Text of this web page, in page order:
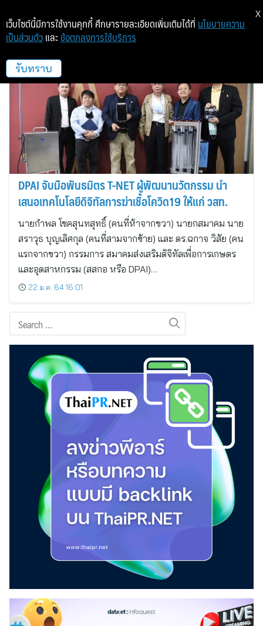
วีม คอมมูนิเคชั่น
DPAI จับมือพันธมิตร T-NET ผู้พัฒนานวัตกรรม นำ
เสนอเทคโนโลยีดิจิทัลการฆ่าเชื้อโควิด19 ให้แก่ วสท.
นายกำพล โชคสุนทสุทธิ์ (คนที่ห้าจากขวา) นายกสมาคม นาย
สราวุธ บุญเลิศกุล (คนที่สามจากซ้าย) และ ดร.ฉกาจ วิสัย (คน
แรกจากขวา) กรรมการ สมาคมส่งเสริมดิจิทัลเพื่อการเกษตร
และอุตสาหกรรม (สสกอ หรือ DPAI)…
22 ม.ค. 64 16:01
เว็บไซต์นี้มีการใช้งานคุกกี้ ศึกษารายละเอียดเพิ่มเติมได้ที่ นโยบายความ
เป็นส่วนตัว และ ข้อตกลงการใช้บริการ
รับทราบ
X